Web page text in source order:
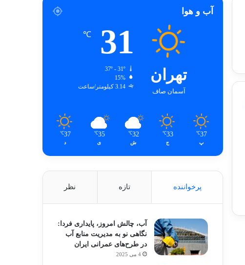
آب و هوا
تهران
آسمان صاف
31
℃
15%
3.14 کیلومتر/ساعت
37
℃
پ
33
℃
ج
32
℃
ش
35
℃
ی
37
℃
د
پرخواننده تازه نظر
آب، چالش امروز، پایداری فردا:
نگاهی نو به مدیریت منابع آب
در طرح‌های عمرانی ایران
4 می 2025